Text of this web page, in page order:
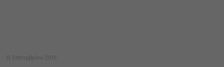
15 Σεπτεμβρίου 2016